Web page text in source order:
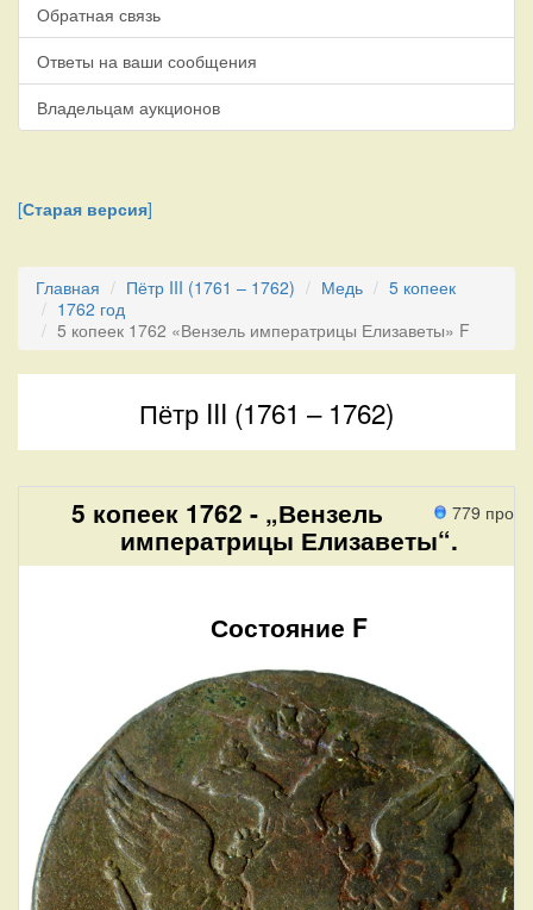
Обратная связь
Ответы на ваши сообщения
Владельцам аукционов
[Старая версия]
Главная Пётр III (1761 – 1762) Медь
5 копеек
1762 год
5 копеек 1762 «Вензель императрицы Елизаветы» F
Пётр III (1761 – 1762)
779
5 копеек 1762 - „Вензель
императрицы Елизаветы“.
Состояние F